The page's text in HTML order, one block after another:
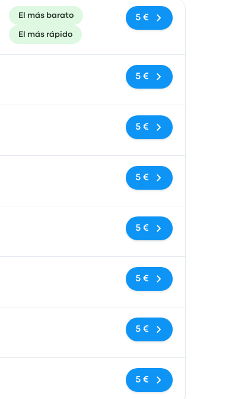
El más barato
El más rápido
5 €
Sin etiquetas
5 €
Sin etiquetas
5 €
Sin etiquetas
5 €
Sin etiquetas
5 €
Sin etiquetas
5 €
Sin etiquetas
5 €
Sin etiquetas
5 €